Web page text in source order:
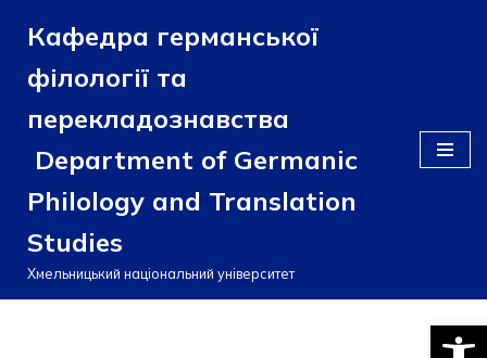
Перейти
до
вмісту
Кафедра германської
філології та
перекладознавства
Department of Germanic
Philology and Translation
Studies
Хмельницький національний університет